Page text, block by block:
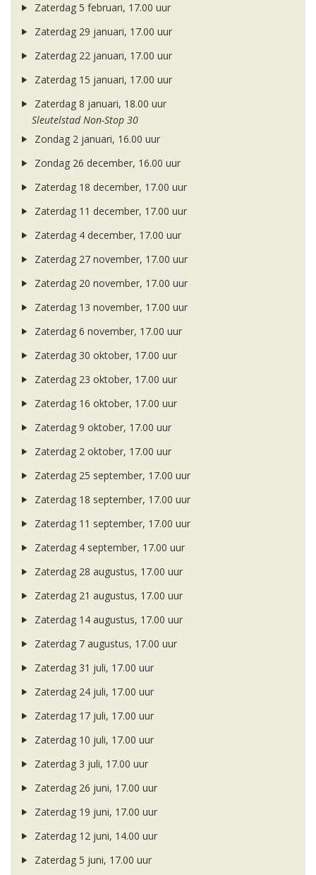
Zaterdag 5 februari, 17.00 uur
Zaterdag 29 januari, 17.00 uur
Zaterdag 22 januari, 17.00 uur
Zaterdag 15 januari, 17.00 uur
Zaterdag 8 januari, 18.00 uur
Sleutelstad Non-Stop 30
Zondag 2 januari, 16.00 uur
Zondag 26 december, 16.00 uur
Zaterdag 18 december, 17.00 uur
Zaterdag 11 december, 17.00 uur
Zaterdag 4 december, 17.00 uur
Zaterdag 27 november, 17.00 uur
Zaterdag 20 november, 17.00 uur
Zaterdag 13 november, 17.00 uur
Zaterdag 6 november, 17.00 uur
Zaterdag 30 oktober, 17.00 uur
Zaterdag 23 oktober, 17.00 uur
Zaterdag 16 oktober, 17.00 uur
Zaterdag 9 oktober, 17.00 uur
Zaterdag 2 oktober, 17.00 uur
Zaterdag 25 september, 17.00 uur
Zaterdag 18 september, 17.00 uur
Zaterdag 11 september, 17.00 uur
Zaterdag 4 september, 17.00 uur
Zaterdag 28 augustus, 17.00 uur
Zaterdag 21 augustus, 17.00 uur
Zaterdag 14 augustus, 17.00 uur
Zaterdag 7 augustus, 17.00 uur
Zaterdag 31 juli, 17.00 uur
Zaterdag 24 juli, 17.00 uur
Zaterdag 17 juli, 17.00 uur
Zaterdag 10 juli, 17.00 uur
Zaterdag 3 juli, 17.00 uur
Zaterdag 26 juni, 17.00 uur
Zaterdag 19 juni, 17.00 uur
Zaterdag 12 juni, 14.00 uur
Zaterdag 5 juni, 17.00 uur